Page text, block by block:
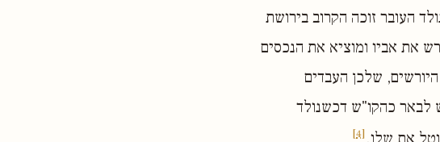
העובר זוכה הקרוב בירושת
את אביו ומוציא את הנכסים
שלכן העבדים
לבאר כהקו"ש דכשנולד
[4]